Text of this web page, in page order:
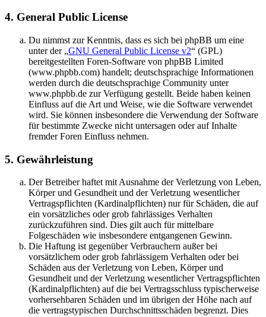
4. General Public License
Du nimmst zur Kenntnis, dass es sich bei phpBB um eine
unter der „GNU General Public License v2“ (GPL)
bereitgestellten Foren-Software von phpBB Limited
(www.phpbb.com) handelt; deutschsprachige Informationen
werden durch die deutschsprachige Community unter
www.phpbb.de zur Verfügung gestellt. Beide haben keinen
Einfluss auf die Art und Weise, wie die Software verwendet
wird. Sie können insbesondere die Verwendung der Software
für bestimmte Zwecke nicht untersagen oder auf Inhalte
fremder Foren Einfluss nehmen.
5. Gewährleistung
Der Betreiber haftet mit Ausnahme der Verletzung von Leben,
Körper und Gesundheit und der Verletzung wesentlicher
Vertragspflichten (Kardinalpflichten) nur für Schäden, die auf
ein vorsätzliches oder grob fahrlässiges Verhalten
zurückzuführen sind. Dies gilt auch für mittelbare
Folgeschäden wie insbesondere entgangenen Gewinn.
Die Haftung ist gegenüber Verbrauchern außer bei
vorsätzlichem oder grob fahrlässigem Verhalten oder bei
Schäden aus der Verletzung von Leben, Körper und
Gesundheit und der Verletzung wesentlicher Vertragspflichten
(Kardinalpflichten) auf die bei Vertragsschluss typischerweise
vorhersehbaren Schäden und im übrigen der Höhe nach auf
die vertragstypischen Durchschnittsschäden begrenzt. Dies